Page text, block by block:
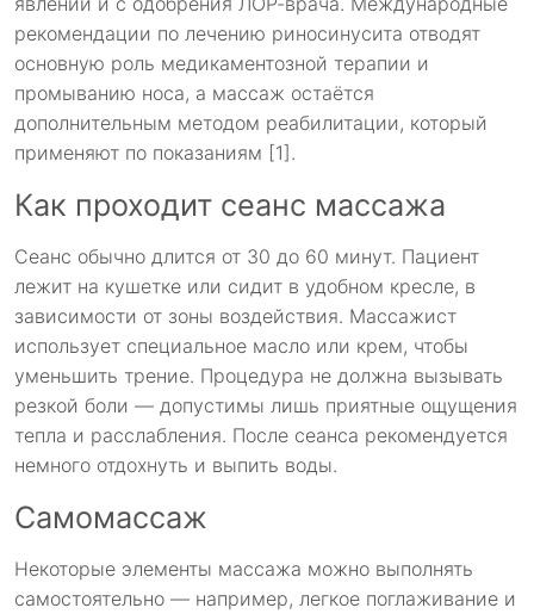
рекомендации по лечению риносинусита отводят
основную роль медикаментозной терапии и
промыванию носа, а массаж остаётся
дополнительным методом реабилитации, который
применяют по показаниям [1].
Как проходит сеанс массажа
Сеанс обычно длится от 30 до 60 минут. Пациент
лежит на кушетке или сидит в удобном кресле, в
зависимости от зоны воздействия. Массажист
использует специальное масло или крем, чтобы
уменьшить трение. Процедура не должна вызывать
резкой боли — допустимы лишь приятные ощущения
тепла и расслабления. После сеанса рекомендуется
немного отдохнуть и выпить воды.
Самомассаж
Некоторые элементы массажа можно выполнять
самостоятельно — например, легкое поглаживание и